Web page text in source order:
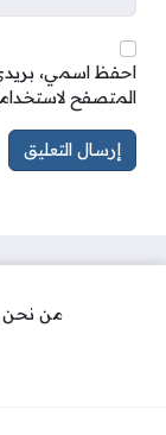
احفظ اسمي، بريدي
المتصفح
من نحن